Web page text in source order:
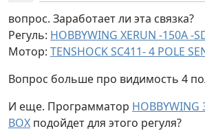
вопрос. Заработает ли эта связка?
Регуль: HOBBYWING XERUN -150A -
Мотор: TENSHOCK SC411- 4 POLE
Вопрос больше про видимость 4
И еще. Программатор HOBBYWING
BOX подойдет для этого регуля?